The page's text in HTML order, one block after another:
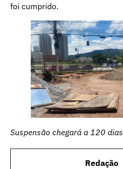
foi cumprido.
Suspensão chegará a 120 dias
Redação